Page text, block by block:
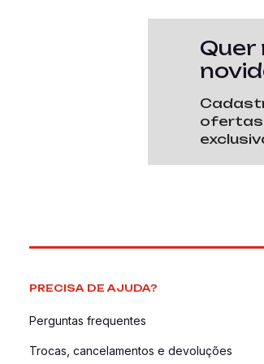
Quer
ofertas
PRECISA DE AJUDA?
Perguntas frequentes
Trocas, cancelamentos e devoluções